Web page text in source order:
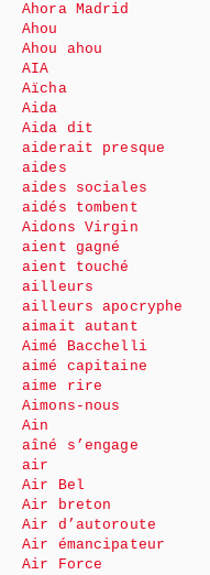
Ahora Madrid
Ahou
Ahou ahou
AIA
Aïcha
Aida
Aida dit
aiderait presque
aides
aides sociales
aidés tombent
Aidons Virgin
aient gagné
aient touché
ailleurs
ailleurs apocryphe
aimait autant
Aimé Bacchelli
aimé capitaine
aime rire
Aimons-nous
Ain
aîné s’engage
air
Air Bel
Air breton
Air d’autoroute
Air émancipateur
Air Force